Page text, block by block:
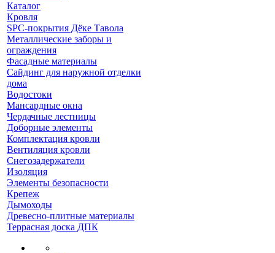
Каталог
Кровля
SPC-покрытия Дёке Тавола
Металлические заборы и
ограждения
Фасадные материалы
Сайдинг для наружной отделки
дома
Водостоки
Мансардные окна
Чердачные лестницы
Доборные элементы
Комплектация кровли
Вентиляция кровли
Снегозадержатели
Изоляция
Элементы безопасности
Крепеж
Дымоходы
Древесно-плитные материалы
Террасная доска ДПК